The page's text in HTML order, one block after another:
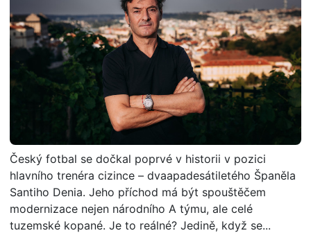
Český fotbal se dočkal poprvé v historii v pozici
hlavního trenéra cizince – dvaapadesátiletého Španěla
Santiho Denia. Jeho příchod má být spouštěčem
modernizace nejen národního A týmu, ale celé
tuzemské kopané. Je to reálné? Jedině, když se...